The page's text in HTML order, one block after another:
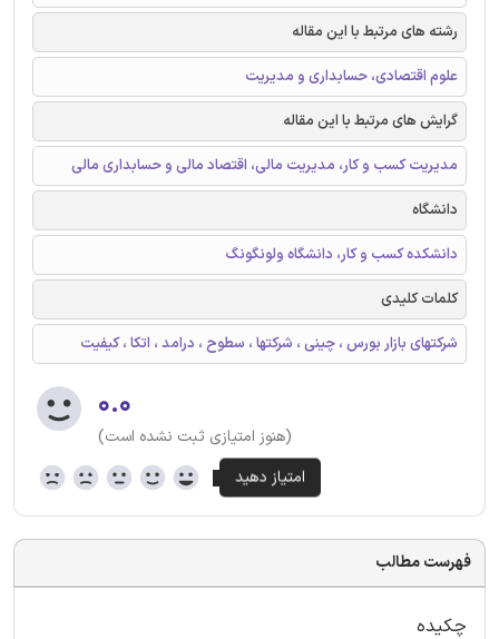
رشته های مرتبط با این مقاله
علوم اقتصادی، حسابداری و مدیریت
گرایش های مرتبط با این مقاله
مدیریت کسب و کار، مدیریت مالی، اقتصاد مالی و حسابداری مالی
دانشگاه
دانشکده کسب و کار، دانشگاه ولونگونگ
کلمات کلیدی
شرکتهای بازار بورس ، چینی ، شرکتها ، سطوح ، درامد ، اتکا ، کیفیت
۰.۰
(هنوز امتیازی ثبت نشده است)
فهرست مطالب
چکیده